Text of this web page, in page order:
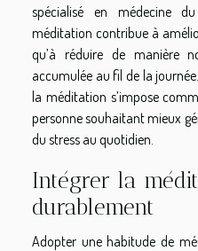
spécialisé en médecine
méditation contribue à
qu’à réduire de manière
accumulée au fil de la
la méditation s’impose
personne souhaitant mieux
du stress au quotidien.
Intégrer la
durablement
Adopter une habitude de